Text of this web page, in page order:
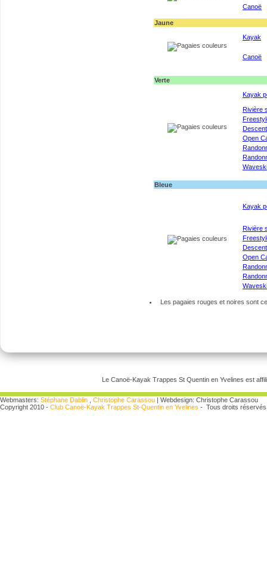
Canoë
Jaune
Kayak
Canoë
Verte
Kayak
Rivière
Open
Waveski
Bleue
Kayak
Rivière
Open
Waveski
Les pagaies rouges et noires sont
Le Canoë-Kayak Trappes St Quentin en Yvelines est
Webmasters: Stéphane Dablin Christophe Carassou | Webdesign: Christophe Carassou
Copyright 2010 - Club Canoë-Kayak Trappes St-Quentin en Yvelines - Tous droits réservés